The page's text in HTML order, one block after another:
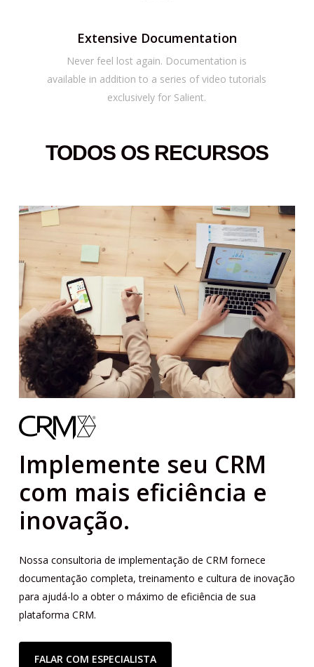
Extensive Documentation
Never feel lost again. Documentation is
available in addition to a series of video tutorials
exclusively for Salient.
TODOS OS RECURSOS
Implemente seu CRM
com mais eficiência e
inovação.
Nossa consultoria de implementação de CRM fornece
documentação completa, treinamento e cultura de inovação
para ajudá-lo a obter o máximo de eficiência de sua
plataforma CRM.
FALAR COM ESPECIALISTA